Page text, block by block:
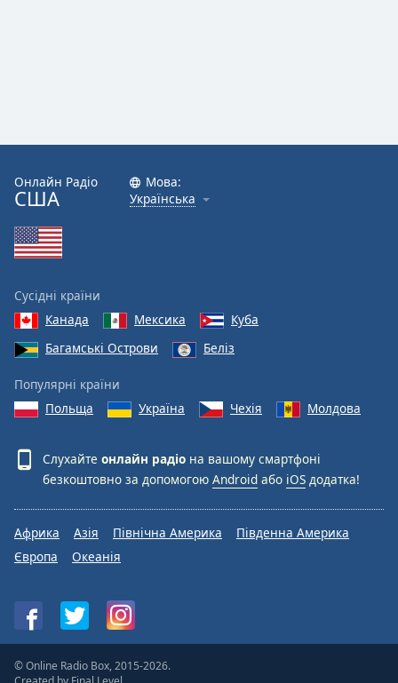
Онлайн Радіо
США
Мова:
Українська
Сусідні країни
Канада
Мексика
Куба
Багамські Острови
Беліз
Популярні країни
Польща
Україна Чехія Молдова
Слухайте онлайн радіо на вашому смартфоні
безкоштовно за допомогою Android або iOS додатка!
Африка Азія Північна Америка
Південна Америка
Європа
Океанія
© Online Radio Box, 2015-2026.